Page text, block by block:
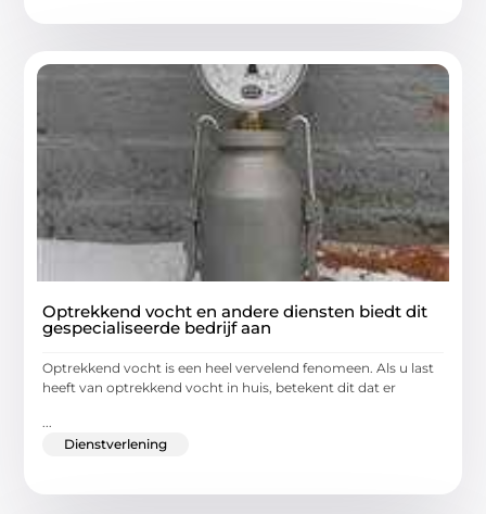
Optrekkend vocht en andere diensten biedt dit
gespecialiseerde bedrijf aan
Optrekkend vocht is een heel vervelend fenomeen. Als u last
heeft van optrekkend vocht in huis, betekent dit dat er
...
Dienstverlening